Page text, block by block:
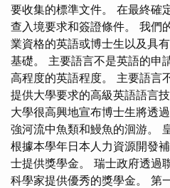
要收集的標準文件。 在最終確
查入境要求和簽證條件。 我們
業資格的英語或博士生以及具
基礎。 主要語言不是英語的申
高程度的英語程度。 主要語言
提供大學要求的高級英語語言
大學很高興地宣布博士生將透
強河流中魚類和鰻魚的洄游。
根據本學年日本人力資源開發
士提供獎學金。 瑞士政府透過
科學家提供優秀的獎學金。 第